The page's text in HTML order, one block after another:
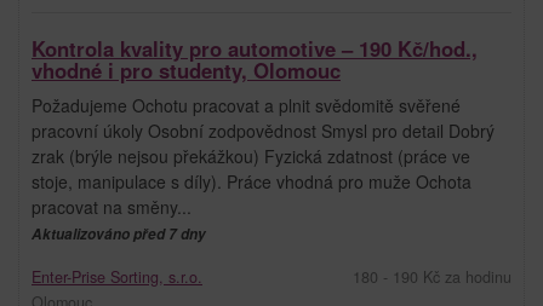
Kontrola kvality pro automotive – 190 Kč/hod.,
vhodné i pro studenty, Olomouc
Požadujeme Ochotu pracovat a plnit svědomitě svěřené
pracovní úkoly Osobní zodpovědnost Smysl pro detail Dobrý
zrak (brýle nejsou překážkou) Fyzická zdatnost (práce ve
stoje, manipulace s díly). Práce vhodná pro muže Ochota
pracovat na směny...
Aktualizováno před 7 dny
Enter-Prise Sorting, s.r.o.
180 - 190 Kč za hodinu